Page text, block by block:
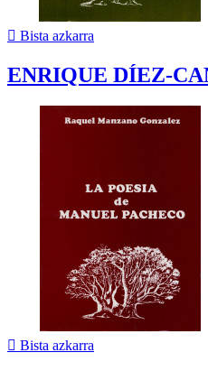
 Bista azkarra
ENRIQUE DÍEZ-
 Bista azkarra